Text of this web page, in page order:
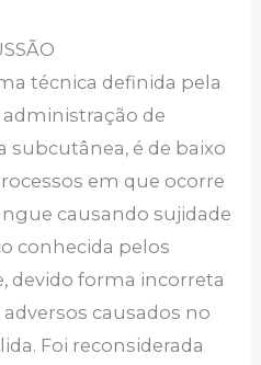
técnica definida pela
de
subcutânea, é de baixo
em que ocorre
causando sujidade
conhecida pelos
devido forma incorreta
causados no
Foi reconsiderada